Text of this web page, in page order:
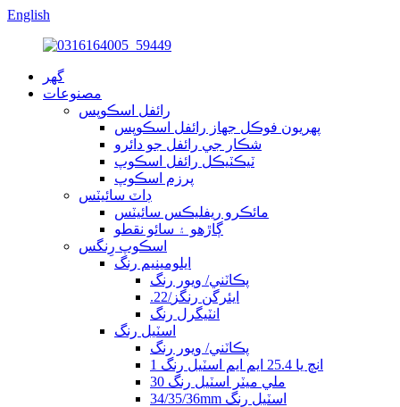
English
گھر
مصنوعات
رائفل اسڪوپس
پهريون فوڪل جهاز رائفل اسڪوپس
شڪار جي رائفل جو دائرو
ٽيڪٽيڪل رائفل اسڪوپ
پرزم اسڪوپ
ڊاٽ سائيٽس
مائڪرو ريفليڪس سائيٽس
ڳاڙهو ۽ سائو نقطو
اسڪوپ رِنگس
ايلومينيم رنگ
پڪاٽني/ ويور رنگ
.22/ايئرگن رنگز
انٽيگرل رنگ
اسٽيل رنگ
پڪاٽني/ ويور رنگ
1 انچ يا 25.4 ايم ايم اسٽيل رنگ
30 ملي ميٽر اسٽيل رنگ
34/35/36mm اسٽيل رنگ